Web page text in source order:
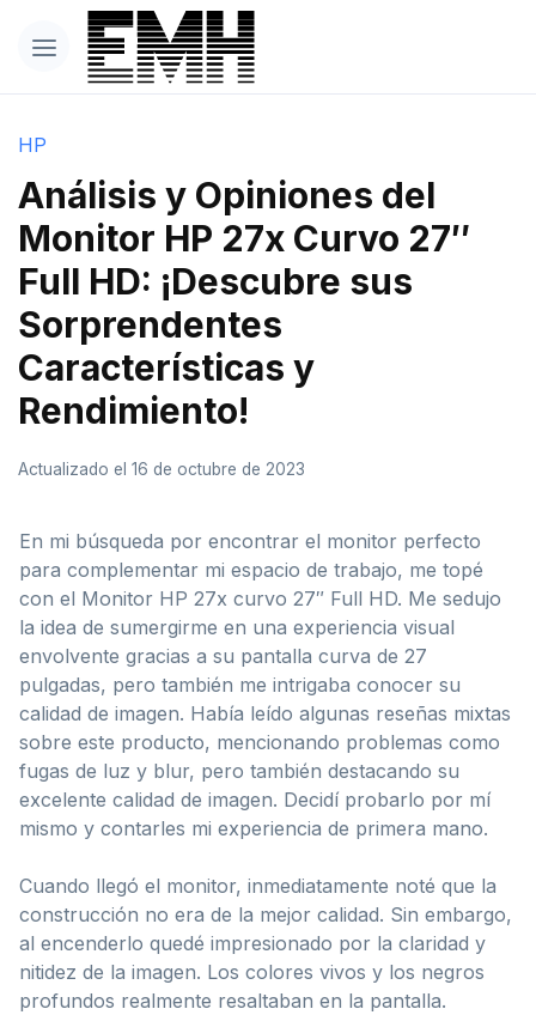
HP
Análisis y Opiniones del
Monitor HP 27x Curvo 27″
Full HD: ¡Descubre sus
Sorprendentes
Características y
Rendimiento!
Actualizado el 16 de octubre de 2023
En mi búsqueda por encontrar el monitor perfecto
para complementar mi espacio de trabajo, me topé
con el Monitor HP 27x curvo 27″ Full HD. Me sedujo
la idea de sumergirme en una experiencia visual
envolvente gracias a su pantalla curva de 27
pulgadas, pero también me intrigaba conocer su
calidad de imagen. Había leído algunas reseñas mixtas
sobre este producto, mencionando problemas como
fugas de luz y blur, pero también destacando su
excelente calidad de imagen. Decidí probarlo por mí
mismo y contarles mi experiencia de primera mano.
Cuando llegó el monitor, inmediatamente noté que la
construcción no era de la mejor calidad. Sin embargo,
al encenderlo quedé impresionado por la claridad y
nitidez de la imagen. Los colores vivos y los negros
profundos realmente resaltaban en la pantalla.